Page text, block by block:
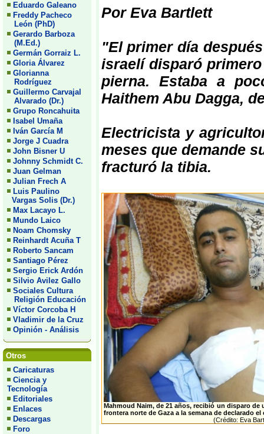
Eduardo Galeano
Freddy Pacheco
León (PhD)
Gerardo Barboza
(M.Ed.)
Germán Gorraiz L.
Gloria Álvarez
Glorianna
Rodríguez
Guillermo Carvajal
Alvarado (Dr.)
Grupo Roncahuita
Isabel Umaña
Iván García M
Jorge J Cuadra
John Bisner U
Johnny Schmidt C.
Juan Gelman
Julian Frech A
Luis Paulino
Vargas Solis (Dr.)
Max Lacayo L.
Mundo Laico
Noam Chomsky
Reinhardt Acuña T
Roberto Sancam
Santiago Pérez
Sergio Erick Ardón
Silvio Avilez Gallo
Sociales Cultura
Religión Educación
Víctor Corcoba H
Vladimir de la Cruz
Opinión - Análisis
Otros
Caricaturas
Ciencia y
Tecnología
Editoriales
Enlaces
Descargas
Foro
Por Eva Bartlett
"El primer día
israelí disparó
pierna. Estaba a
Haithem Abu Dagga,
Electricista y
meses que demande
fracturó la tibia.
Mahmoud Naim, de 21 años, recibió un disparo
frontera norte de Gaza a la semana de declarado el
(Crédito: Eva